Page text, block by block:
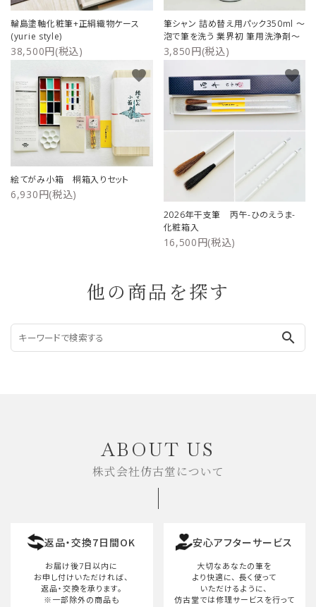
輪島塗軸化粧筆+正絹織物ケース
(yurie style)
38,500円(税込)
筆シャン 詰め替え用パック350ml ～
泡で筆を洗う 業界初 筆用洗浄剤～
3,850円(税込)
絵てがみ小箱 桐箱入りセット
6,930円(税込)
favorite
2026年干支筆 丙午-ひのえうま-
化粧箱入
16,500円(税込)
favorite
他の商品を探す
search
ABOUT US
株式会社仿古堂について
返品・交換7日間OK
お届け後7日以内に
お申し付けいただければ、
返品・交換を承ります。
※一部除外の商品も
安心アフターサービス
大切なあなたの筆を
より快適に、 長く使って
いただけるように、
仿古堂では修理サービスを行って